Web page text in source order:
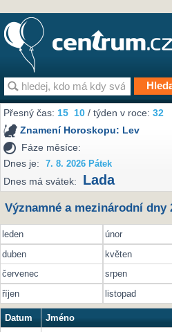
Přesný čas:15 10 / týden v roce:32
Znamení Horoskopu: Lev
Fáze měsíce:
Dnes je:
7. 8. 2026 Pátek
Dnes má svátek: Lada
Významné a mezinárodní dny
leden únor
duben
květen
červenec
srpen
říjen
listopad
Datum
Jméno